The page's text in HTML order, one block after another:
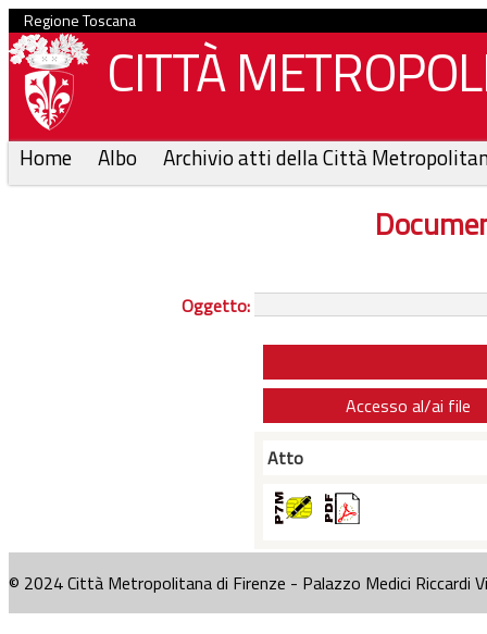
Regione Toscana
CITTÀ
Home Albo Archivio atti della Città
Oggetto:
Accesso al/ai file
Atto
© 2024 Città Metropolitana di Firenze - Palazzo Medici Riccardi